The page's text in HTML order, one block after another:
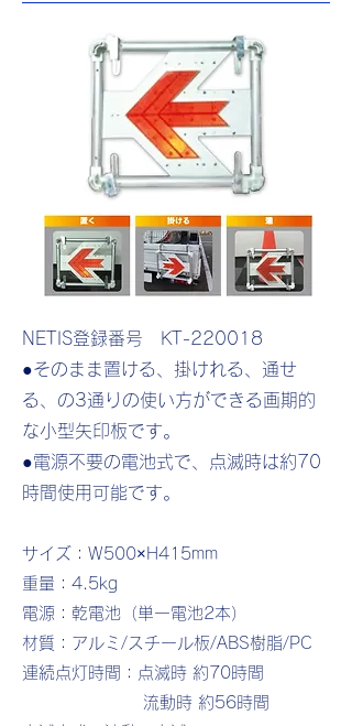
NETIS登録番号 KT-220018
●そのまま置ける、掛けれる、通せ
る、の3通りの使い方ができる画期的
な小型矢印板です。
●電源不要の電池式で、点滅時は約70
時間使用可能です。
サイズ：W500×H415mm
重量：4.5kg
電源：乾電池（単一電池2本）
材質：アルミ/スチール板/ABS樹脂/PC
連続点灯時間：点滅時 約70時間
流動時 約56時間